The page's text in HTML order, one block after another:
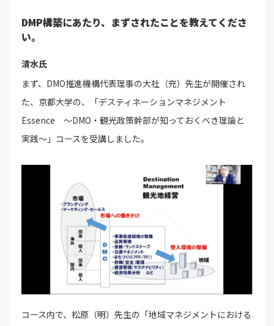
――DMP構築にあたり、まずされたことを教えてくださ
い。
清水氏
まず、DMO推進機構代表理事の大社（充）先生が開催され
た、京都大学の、「デスティネーションマネジメント
Essence ～DMO・観光政策幹部が知っておくべき理論と
実践～」コースを受講しました。
コース内で、松原（明）先生の「地域マネジメントにおける